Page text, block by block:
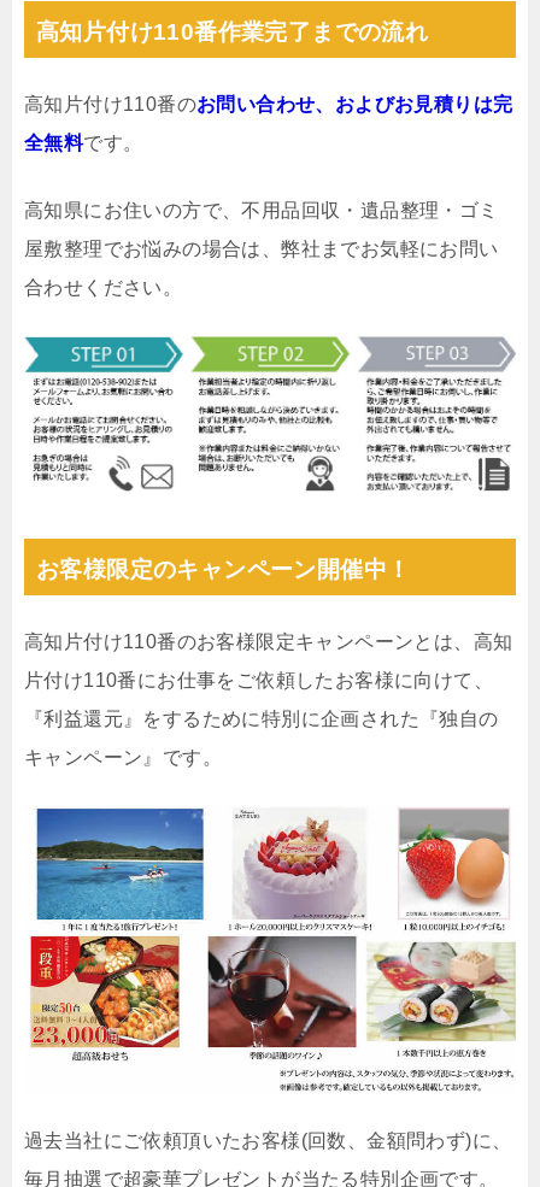
高知片付け110番作業完了までの流れ
高知片付け110番のお問い合わせ、およびお見積りは完
全無料です。
高知県にお住いの方で、不用品回収・遺品整理・ゴミ
屋敷整理でお悩みの場合は、弊社までお気軽にお問い
合わせください。
お客様限定のキャンペーン開催中！
高知片付け110番のお客様限定キャンペーンとは、高知
片付け110番にお仕事をご依頼したお客様に向けて、
『利益還元』をするために特別に企画された『独自の
キャンペーン』です。
過去当社にご依頼頂いたお客様(回数、金額問わず)に、
毎月抽選で超豪華プレゼントが当たる特別企画です。